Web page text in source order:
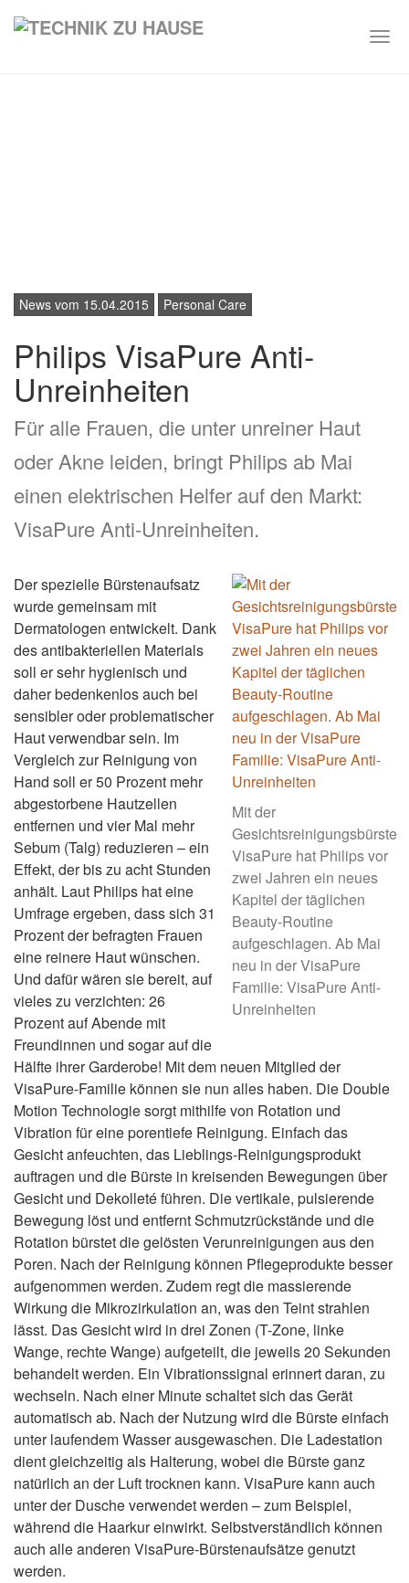
News vom 15.04.2015 Personal Care
Philips VisaPure Anti-
Unreinheiten
Für alle Frauen, die unter unreiner Haut
oder Akne leiden, bringt Philips ab Mai
einen elektrischen Helfer auf den Markt:
VisaPure Anti-Unreinheiten.
Mit der
Gesichtsreinigungsbürste
VisaPure hat Philips vor
zwei Jahren ein neues
Kapitel der täglichen
Beauty-Routine
aufgeschlagen. Ab Mai
neu in der VisaPure
Familie: VisaPure Anti-
Unreinheiten
Der spezielle Bürstenaufsatz
wurde gemeinsam mit
Dermatologen entwickelt. Dank
des antibakteriellen Materials
soll er sehr hygienisch und
daher bedenkenlos auch bei
sensibler oder problematischer
Haut verwendbar sein. Im
Vergleich zur Reinigung von
Hand soll er 50 Prozent mehr
abgestorbene Hautzellen
entfernen und vier Mal mehr
Sebum (Talg) reduzieren – ein
Effekt, der bis zu acht Stunden
anhält. Laut Philips hat eine
Umfrage ergeben, dass sich 31
Prozent der befragten Frauen
eine reinere Haut wünschen.
Und dafür wären sie bereit, auf
vieles zu verzichten: 26
Prozent auf Abende mit
Freundinnen und sogar auf die
Hälfte ihrer Garderobe! Mit dem neuen Mitglied der
VisaPure-Familie können sie nun alles haben. Die Double
Motion Technologie sorgt mithilfe von Rotation und
Vibration für eine porentiefe Reinigung. Einfach das
Gesicht anfeuchten, das Lieblings-Reinigungsprodukt
auftragen und die Bürste in kreisenden Bewegungen über
Gesicht und Dekolleté führen. Die vertikale, pulsierende
Bewegung löst und entfernt Schmutzrückstände und die
Rotation bürstet die gelösten Verunreinigungen aus den
Poren. Nach der Reinigung können Pflegeprodukte besser
aufgenommen werden. Zudem regt die massierende
Wirkung die Mikrozirkulation an, was den Teint strahlen
lässt. Das Gesicht wird in drei Zonen (T-Zone, linke
Wange, rechte Wange) aufgeteilt, die jeweils 20 Sekunden
behandelt werden. Ein Vibrationssignal erinnert daran, zu
wechseln. Nach einer Minute schaltet sich das Gerät
automatisch ab. Nach der Nutzung wird die Bürste einfach
unter laufendem Wasser ausgewaschen. Die Ladestation
dient gleichzeitig als Halterung, wobei die Bürste ganz
natürlich an der Luft trocknen kann. VisaPure kann auch
unter der Dusche verwendet werden – zum Beispiel,
während die Haarkur einwirkt. Selbstverständlich können
auch alle anderen VisaPure-Bürstenaufsätze genutzt
werden.